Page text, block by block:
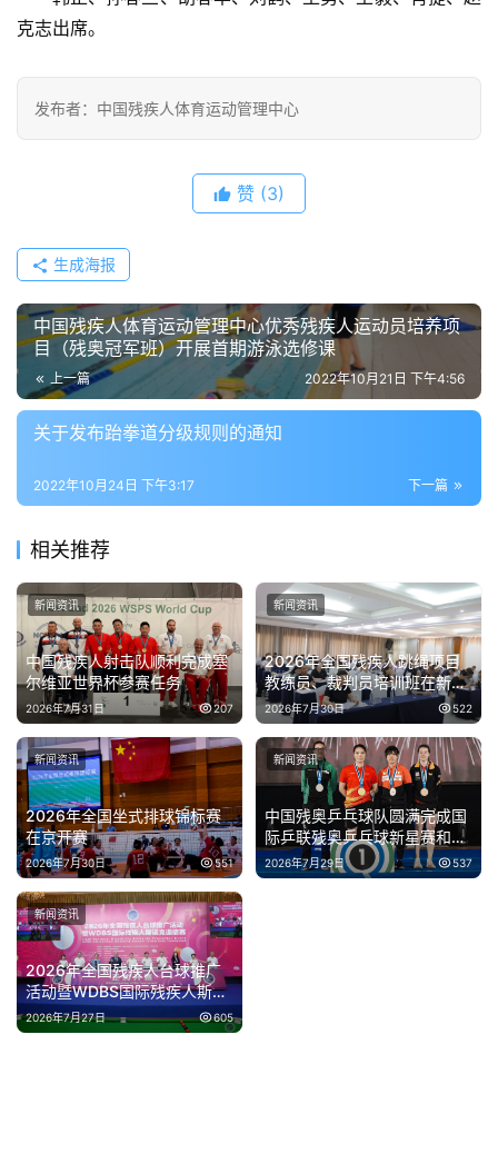
克志出席。
发布者：中国残疾人体育运动管理中心
赞 (3)
生成海报
中国残疾人体育运动管理中心优秀残疾人运动员培养项
目（残奥冠军班）开展首期游泳选修课
上一篇 2022年10月21日 下午4:56
关于发布跆拳道分级规则的通知
下一篇
2022年10月24日 下午3:17
相关推荐
中国残疾人射击队顺利完成塞
尔维亚世界杯参赛任务
2026年7月31日 207
新闻资讯
2026年全国残疾人跳绳项目
教练员、裁判员培训班在新疆
伊犁开班
2026年7月30日 522
新闻资讯
2026年全国坐式排球锦标赛
在京开赛
2026年7月30日 551
新闻资讯
中国残奥乒乓球队圆满完成国
际乒联残奥乒乓球新星赛和精
英赛泰国站参赛任务
2026年7月29日 537
新闻资讯
2026年全国残疾人台球推广
活动暨WDBS国际残疾人斯诺
克邀请赛在上海举办
2026年7月27日 605
新闻资讯